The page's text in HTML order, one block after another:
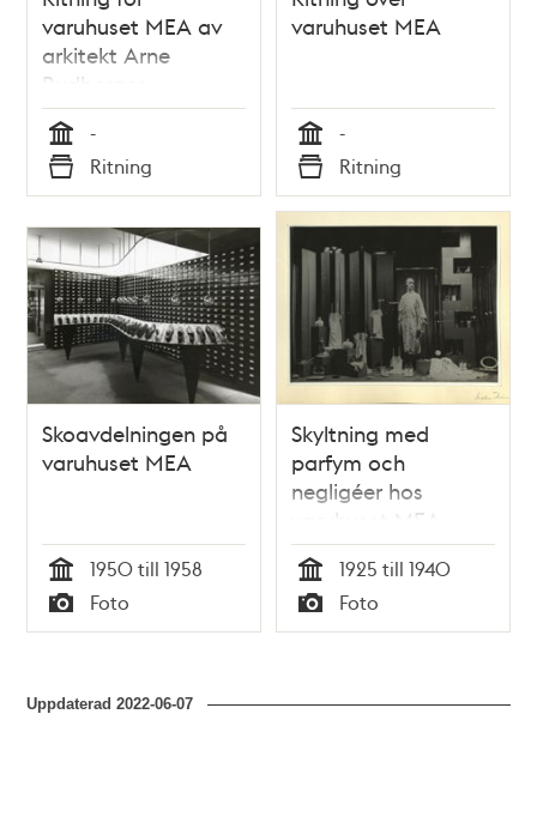
varuhuset MEA av
arkitekt Arne
Rudberger
Tid
-
Typ
Ritning
varuhuset MEA
Tid
-
Typ
Ritning
Skoavdelningen på
varuhuset MEA
Tid
1950 till 1958
Typ
Foto
Skyltning med
parfym och
negligéer hos
varuhuset MEA
Tid
1925 till 1940
Typ
Foto
Uppdaterad2022-06-07